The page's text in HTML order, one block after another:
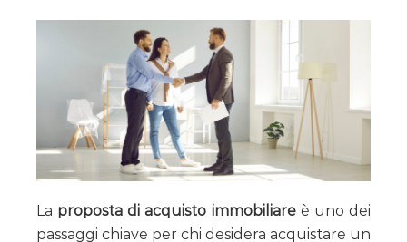
La proposta di acquisto immobiliareè uno dei
passaggi chiave per chi desidera acquistare un